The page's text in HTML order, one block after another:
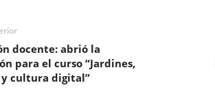
docente: abrió la
para el curso “Jardines,
y cultura digital”